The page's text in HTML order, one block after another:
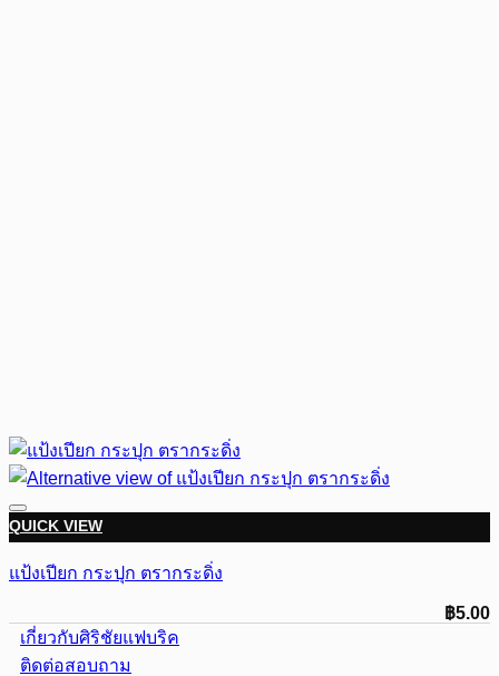
QUICK VIEW
แป้งเปียก กระปุก ตรากระดิ่ง
฿5.00
เกี่ยวกับศิริชัยแฟบริค
ติดต่อสอบถาม